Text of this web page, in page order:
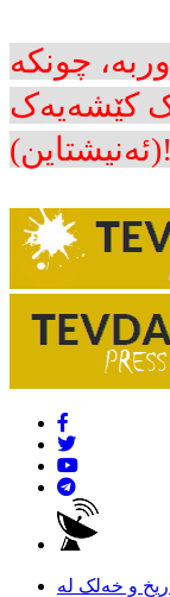
چونکە
کێشەیەک
و خەلک لە